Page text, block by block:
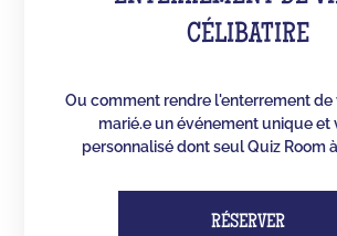
CÉLIBATIRE
Ou comment rendre l'enterrement de
marié.e un événement unique et
personnalisé dont seul Quiz Room
RÉSERVER